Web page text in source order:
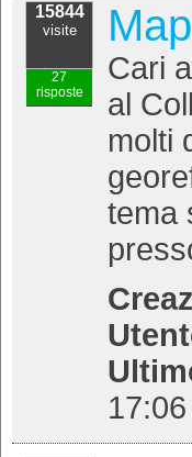
15844
visite
27
risposte
Cari
al
molti
tema
17:06